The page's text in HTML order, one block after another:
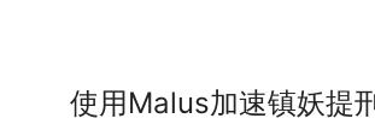
使用Malus加速镇妖提